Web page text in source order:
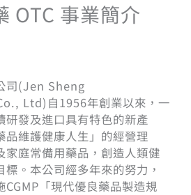
OTC 事業簡介
司(Jen Sheng
Ltd)自1956年創業以來，一
研發及進口具有特色的新產
品維護健康人生」的經營理
家庭常備用藥品，創造人類健
。本公司經多年來的努力，
「現代優良藥品製造規